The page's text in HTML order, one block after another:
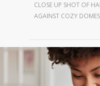
CLOSE UP SHOT OF
AGAINST COZY